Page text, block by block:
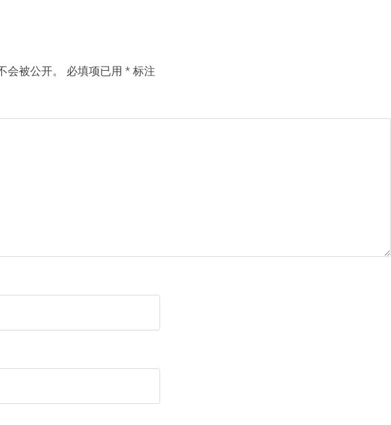
会被公开。 必填项已用 * 标注